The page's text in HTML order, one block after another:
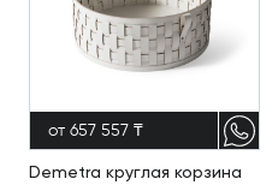
от 657 557 ₸
Demetra круглая корзина